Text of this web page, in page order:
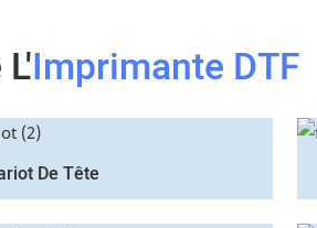
Imprimante DTF
De Tête